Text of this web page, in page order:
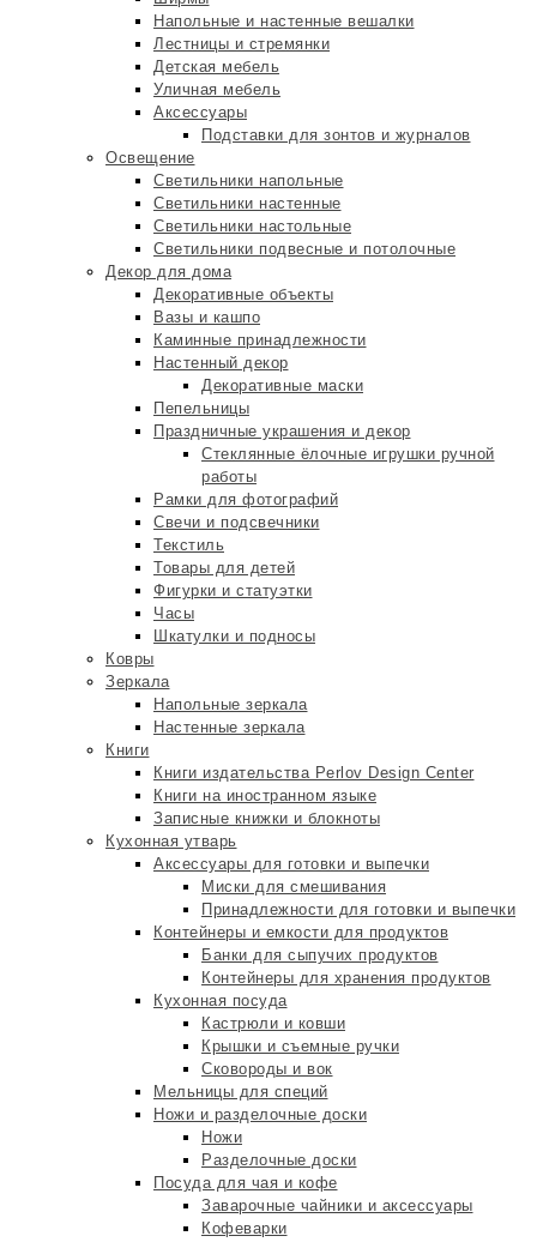
Напольные и настенные вешалки
Лестницы и стремянки
Детская мебель
Уличная мебель
Аксессуары
Подставки для зонтов и журналов
Освещение
Светильники напольные
Светильники настенные
Светильники настольные
Светильники подвесные и потолочные
Декор для дома
Декоративные объекты
Вазы и кашпо
Каминные принадлежности
Настенный декор
Декоративные маски
Пепельницы
Праздничные украшения и декор
Стеклянные ёлочные игрушки ручной
работы
Рамки для фотографий
Свечи и подсвечники
Текстиль
Товары для детей
Фигурки и статуэтки
Часы
Шкатулки и подносы
Ковры
Зеркала
Напольные зеркала
Настенные зеркала
Книги
Книги издательства Perlov Design Center
Книги на иностранном языке
Записные книжки и блокноты
Кухонная утварь
Аксессуары для готовки и выпечки
Миски для смешивания
Принадлежности для готовки и выпечки
Контейнеры и емкости для продуктов
Банки для сыпучих продуктов
Контейнеры для хранения продуктов
Кухонная посуда
Кастрюли и ковши
Крышки и съемные ручки
Сковороды и вок
Мельницы для специй
Ножи и разделочные доски
Ножи
Разделочные доски
Посуда для чая и кофе
Заварочные чайники и аксессуары
Кофеварки